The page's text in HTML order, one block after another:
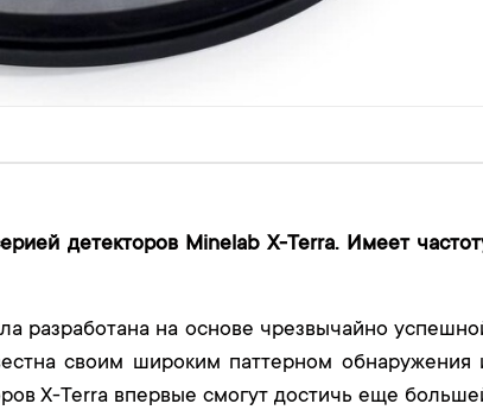
детекторов Minelab X-Terra. Имеет
разработана на основе чрезвычайно
своим широким паттерном обнаружения
X-Terra впервые смогут достичь еще